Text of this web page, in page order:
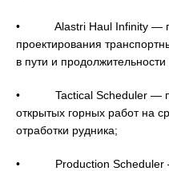
• Alastri Haul Infinity —
проектирования
в пути и продолжительности
• Tactical Scheduler —
открытых горных работ на
отработки рудника;
• Production Scheduler —